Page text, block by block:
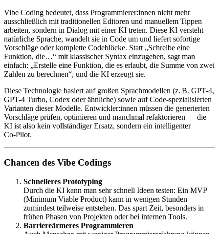
Vibe Coding bedeutet, dass Programmierer:innen nicht mehr
ausschließlich mit traditionellen Editoren und manuellem Tippen
arbeiten, sondern in Dialog mit einer KI treten. Diese KI versteht
natürliche Sprache, wandelt sie in Code um und liefert sofortige
Vorschläge oder komplette Codeblöcke. Statt „Schreibe eine
Funktion, die…“ mit klassischer Syntax einzugeben, sagt man
einfach: „Erstelle eine Funktion, die es erlaubt, die Summe von zwei
Zahlen zu berechnen“, und die KI erzeugt sie.
Diese Technologie basiert auf großen Sprachmodellen (z. B. GPT-4,
GPT-4 Turbo, Codex oder ähnliche) sowie auf Code-spezialisierten
Varianten dieser Modelle. Entwickler:innen müssen die generierten
Vorschläge prüfen, optimieren und manchmal refaktorieren — die
KI ist also kein vollständiger Ersatz, sondern ein intelligenter
Co‑Pilot.
Chancen des Vibe Codings
Schnelleres Prototyping
Durch die KI kann man sehr schnell Ideen testen: Ein MVP
(Minimum Viable Product) kann in wenigen Stunden
zumindest teilweise entstehen. Das spart Zeit, besonders in
frühen Phasen von Projekten oder bei internen Tools.
Barriereärmeres Programmieren